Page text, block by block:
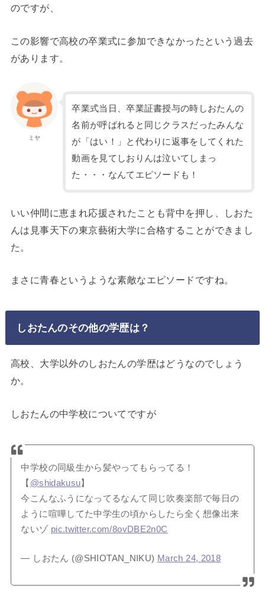
のですが、
この影響で高校の卒業式に参加できなかったという過去
があります。
ミヤ
卒業式当日、卒業証書授与の時しおたんの
名前が呼ばれると同じクラスだったみんな
が「はい！」と代わりに返事をしてくれた
動画を見てしおりんは泣いてしまっ
た・・・なんてエピソードも！
いい仲間に恵まれ応援されたことも背中を押し、しおた
んは見事天下の東京藝術大学に合格することができまし
た。
まさに青春というような素敵なエピソードですね。
しおたんのその他の学歴は？
高校、大学以外のしおたんの学歴はどうなのでしょう
か。
しおたんの中学校についてですが
中学校の同級生から髪やってもらってる！
【 @shidakusu】
今こんなふうになってるなんて同じ吹奏楽部で毎日の
ように喧嘩してた中学生の頃からしたら全く想像出来
ないゾ pic.twitter.com/8ovDBE2n0C
— しおたん (@SHIOTAN_NIKU) March 24, 2018